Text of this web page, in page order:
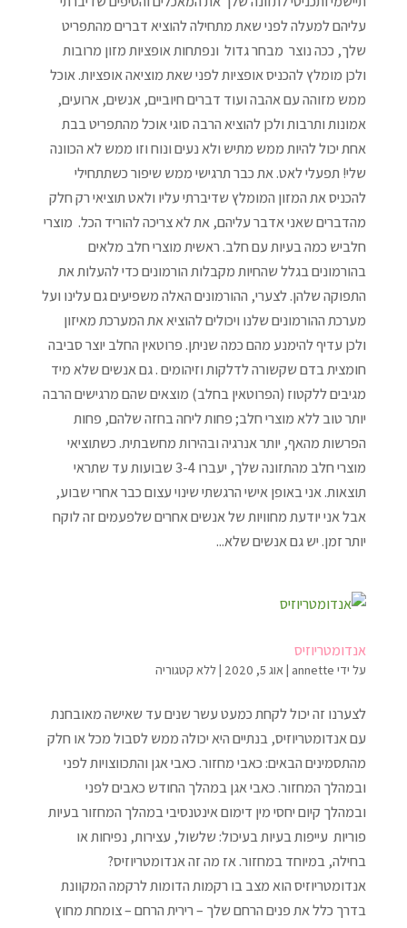
עליהם למעלה לפני שאת מתחילה להוציא דברים מהתפריט
שלך, ככה נוצר מבחר גדול ונפתחות אופציות מזון מרובות
ולכן מומלץ להכניס אופציות לפני שאת מוציאה אופציות. אוכל
ממש מזוהה עם אהבה ועוד דברים חיוביים, אנשים, ארועים,
אמונות ותרבות ולכן להוציא הרבה סוגי אוכל מהתפריט בבת
אחת יכול להיות ממש מתיש ולא נעים ונוח וזו ממש לא הכוונה
שלי! תפעלי לאט. את כבר תרגישי ממש שיפור כשתתחילי
להכניס את המזון המומלץ שדיברתי עליו ולאט תוציאי רק חלק
מהדברים שאני אדבר עליהם, את לא צריכה להוריד הכל. מוצרי
חלביש כמה בעיות עם חלב. ראשית מוצרי חלב מלאים
בהורמונים בגלל שהחיות מקבלות הורמונים כדי להעלות את
התפוקה שלהן. לצערי, ההורמונים האלה משפיעים גם עלינו ועל
מערכת ההורמונים שלנו ויכולים להוציא את המערכת מאיזון
ולכן עדיף להימנע מהם כמה שניתן. פרוטאין החלב יוצר סביבה
חומצית בדם שקשורה לדלקות וזיהומים . גם אנשים שלא מיד
מגיבים ללקטוז (הפרוטאין בחלב) מוצאים שהם מרגישים הרבה
יותר טוב ללא מוצרי חלב; פחות ליחה בחזה שלהם, פחות
הפרשות מהאף, יותר אנרגיה ובהירות מחשבתית. כשתוציאי
מוצרי חלב מהתזונה שלך, יעברו 3-4 שבועות עד שתראי
תוצאות. אני באופן אישי הרגשתי שינוי עצום כבר אחרי שבוע,
אבל אני יודעת מחוויות של אנשים אחרים שלפעמים זה לוקח
יותר זמן. יש גם אנשים שלא...
אנדומטריוזיס
על ידי annette
|אוג 5, 2020 |ללא קטגוריה
לצערנו זה יכול לקחת כמעט עשר שנים עד שאישה מאובחנת
עם אנדומטריוזיס, בנתיים היא יכולה ממש לסבול מכל או חלק
מהתסמינים הבאים: כאבי מחזור. כאבי אגן והתכווצויות לפני
ובמהלך המחזור. כאבי אגן במהלך החודש כאבים לפני
ובמהלך קיום יחסי מין דימום אינטנסיבי במהלך המחזור בעיות
פוריות עייפות בעיות בעיכול: שלשול, עצירות, נפיחות או
בחילה, במיוחד במחזור. אז מה זה אנדומטריוזיס?
אנדומטריוזיס הוא מצב בו רקמות הדומות לרקמה המקוונת
בדרך כלל את פנים הרחם שלך – רירית הרחם – צומחת מחוץ